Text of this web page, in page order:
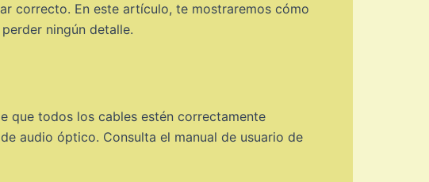
correcto. En este artículo, te mostraremos cómo
ningún detalle.
que todos los cables estén correctamente
audio óptico. Consulta el manual de usuario de